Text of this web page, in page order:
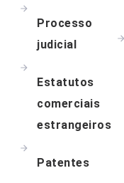
Processo
judicial
Estatutos
comerciais
estrangeiros
Patentes